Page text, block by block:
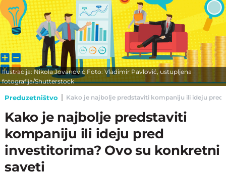
Ilustracija: Nikola Jovanović Foto: Vladimir Pavlović, ustupljena
fotografija/Shutterstock
Preduzetništvo Kako je najbolje predstaviti kompaniju ili ideju pred
Kako je najbolje predstaviti
kompaniju ili ideju pred
investitorima? Ovo su konkretni
saveti